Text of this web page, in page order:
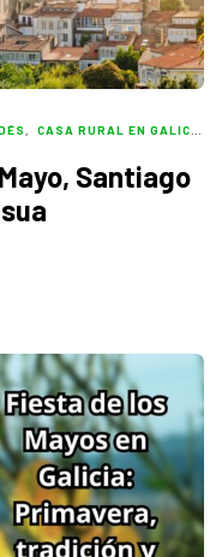
CASA RURAL EN GALICIA
Santiago